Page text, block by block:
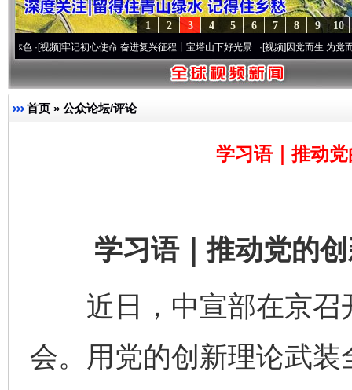
10
9
8
7
6
5
4
3
2
1
牢记初心使命 奋进复兴征程丨宝塔山下好光景..·[视频]因党而生 为党而战——百年“
首页 » 公众论坛/评论
学习语｜推动
学习语｜推动党的创
近日，中宣部在京召
会。用党的创新理论武